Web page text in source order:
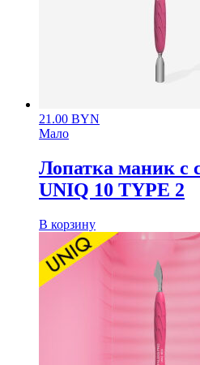
21.00 BYN
Мало
Лопатка маник с
UNIQ 10 TYPE 2
В корзину